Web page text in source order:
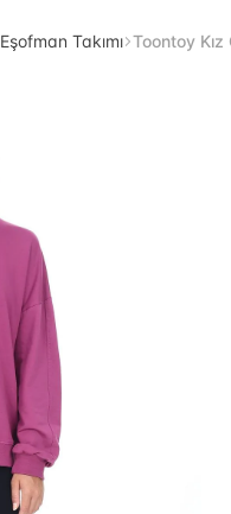
Eşofman Takımı Toontoy Kız